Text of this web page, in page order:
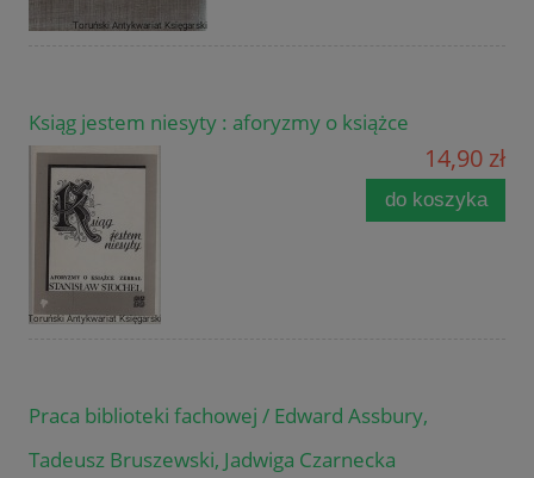
Ksiąg jestem niesyty : aforyzmy o książce
14,90 zł
do koszyka
Praca biblioteki fachowej / Edward Assbury,
Tadeusz Bruszewski, Jadwiga Czarnecka